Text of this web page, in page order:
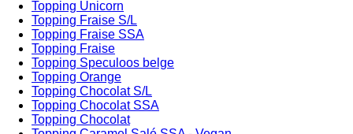
Topping Unicorn
Topping Fraise S/L
Topping Fraise SSA
Topping Fraise
Topping Speculoos belge
Topping Orange
Topping Chocolat S/L
Topping Chocolat SSA
Topping Chocolat